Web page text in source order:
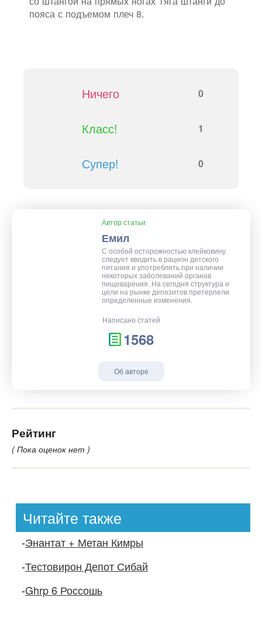
пояса с подъемом плеч 8.
Ничего 0
Класс! 1
Супер! 0
Автор статьи
Емил
С особой осторожностью клейковину
следует вводить в рацион детского
питания и употреблять при наличии
некоторых заболеваний органов
пищеварения. На сегодня структура и
цели на рынке депозитов претерпели
определенные изменения.
Написано статей
1568
Об авторе
Рейтинг
( Пока оценок нет )
Читайте также
-Энантат + Метан Кимры
-Тестовирон Депот Сибай
-Ghrp 6 Россошь